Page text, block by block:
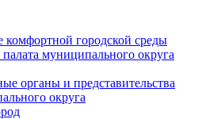
городской среды
муниципального округа
органы и представительства
округа